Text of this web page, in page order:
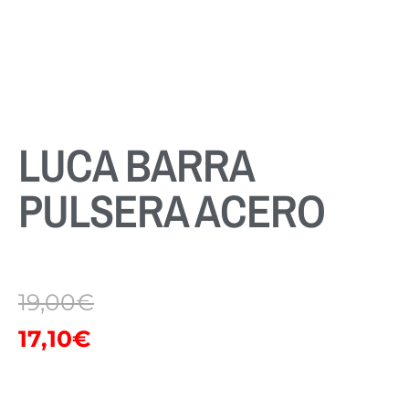
LUCA BARRA
PULSERA ACERO
19,00€
17,10€